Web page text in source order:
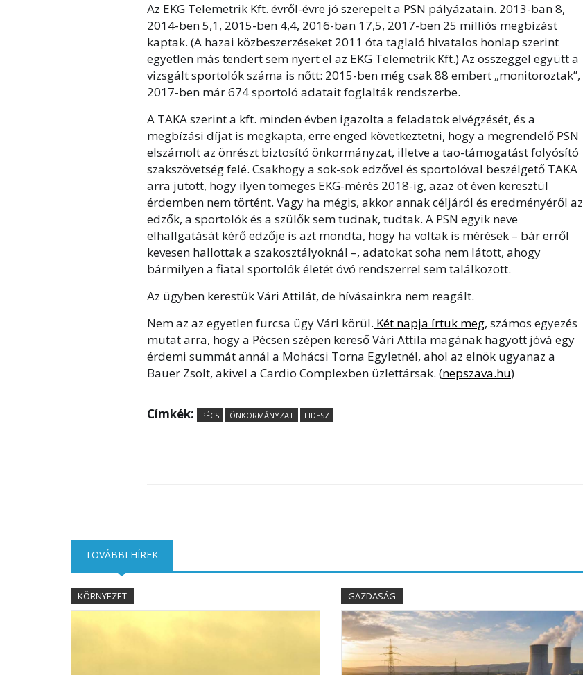
Az EKG Telemetrik Kft. évről-évre jó szerepelt a PSN pályázatain. 2013-ban 8,
2014-ben 5,1, 2015-ben 4,4, 2016-ban 17,5, 2017-ben 25 milliós megbízást
kaptak. (A hazai közbeszerzéseket 2011 óta taglaló hivatalos honlap szerint
egyetlen más tendert sem nyert el az EKG Telemetrik Kft.) Az összeggel együtt a
vizsgált sportolók száma is nőtt: 2015-ben még csak 88 embert „monitoroztak”,
2017-ben már 674 sportoló adatait foglalták rendszerbe.
A TAKA szerint a kft. minden évben igazolta a feladatok elvégzését, és a
megbízási díjat is megkapta, erre enged következtetni, hogy a megrendelő PSN
elszámolt az önrészt biztosító önkormányzat, illetve a tao-támogatást folyósító
szakszövetség felé. Csakhogy a sok-sok edzővel és sportolóval beszélgető TAKA
arra jutott, hogy ilyen tömeges EKG-mérés 2018-ig, azaz öt éven keresztül
érdemben nem történt. Vagy ha mégis, akkor annak céljáról és eredményéről az
edzők, a sportolók és a szülők sem tudnak, tudtak. A PSN egyik neve
elhallgatását kérő edzője is azt mondta, hogy ha voltak is mérések – bár erről
kevesen hallottak a szakosztályoknál –, adatokat soha nem látott, ahogy
bármilyen a fiatal sportolók életét óvó rendszerrel sem találkozott.
Az ügyben kerestük Vári Attilát, de hívásainkra nem reagált.
Nem az az egyetlen furcsa ügy Vári körül. Két napja írtuk meg, számos egyezés
mutat arra, hogy a Pécsen szépen kereső Vári Attila magának hagyott jóvá egy
érdemi summát annál a Mohácsi Torna Egyletnél, ahol az elnök ugyanaz a
Bauer Zsolt, akivel a Cardio Complexben üzlettársak. (nepszava.hu)
Címkék: PÉCS ÖNKORMÁNYZAT FIDESZ
TOVÁBBI HÍREK
KÖRNYEZET GAZDASÁG